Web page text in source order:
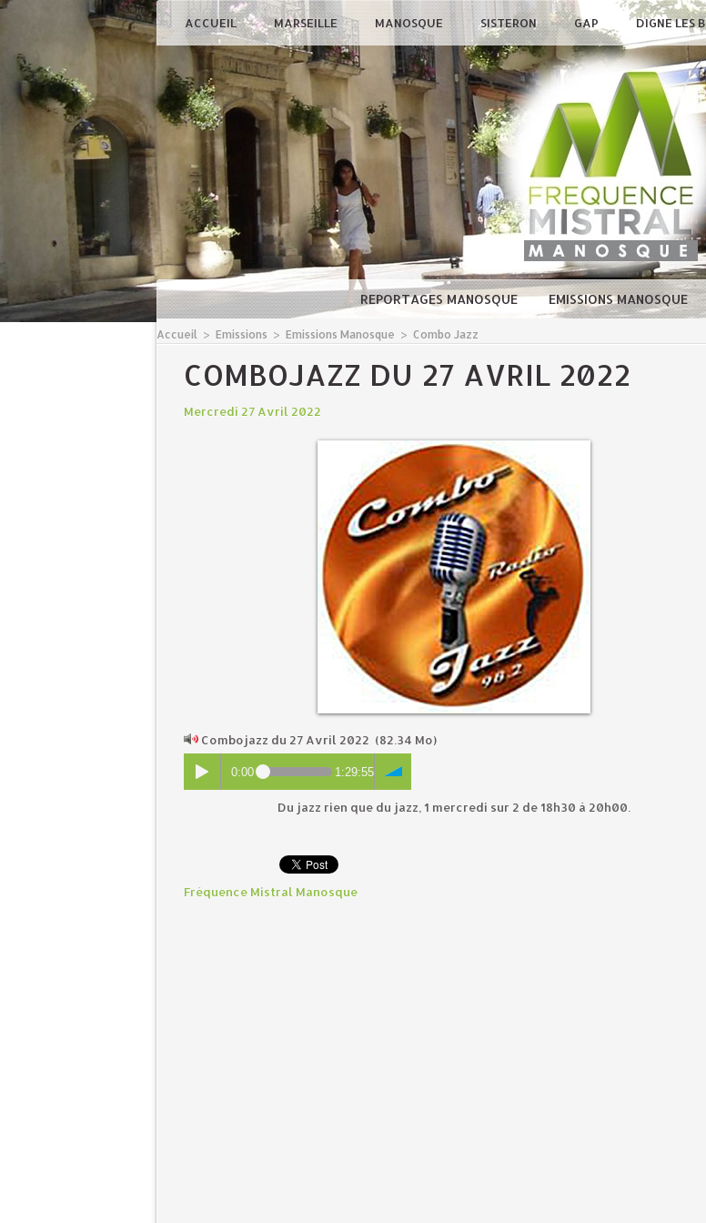
ACCUEIL MARSEILLE MANOSQUE SISTERON GAP DIGNE LES
REPORTAGES MANOSQUE EMISSIONS MANOSQUE
Accueil > Emissions > Emissions Manosque > Combo Jazz
COMBOJAZZ DU 27 AVRIL 2022
Mercredi 27 Avril 2022
Combojazz du 27 Avril 2022 (82.34 Mo)
0:00 1:29:55
Du jazz rien que du jazz, 1 mercredi sur 2 de 18h30 à 20h00.
Fréquence Mistral Manosque